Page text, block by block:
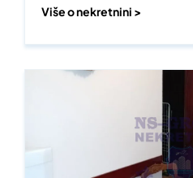
Više o nekretnini >